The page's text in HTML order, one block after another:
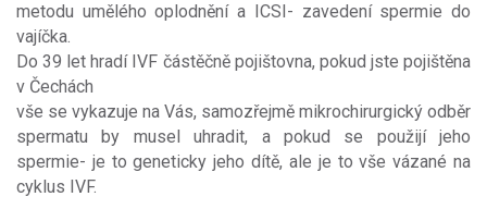
metodu umělého oplodnění a ICSI- zavedení spermie do
vajíčka.
Do 39 let hradí IVF částěčně pojištovna, pokud jste pojištěna
v Čechách
vše se vykazuje na Vás, samozřejmě mikrochirurgický odběr
spermatu by musel uhradit, a pokud se použijí jeho
spermie- je to geneticky jeho dítě, ale je to vše vázané na
cyklus IVF.